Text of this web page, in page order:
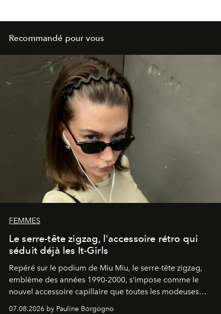
Recommandé pour vous
FEMMES
Le serre-tête zigzag, l'accessoire rétro qui
séduit déjà les It-Girls
Repéré sur le podium de Miu Miu, le serre-tête zigzag,
emblème des années 1990-2000, s'impose comme le
nouvel accessoire capillaire que toutes les modeuses
s'arrachent déjà.
07.08.2026 by Pauline Borgogno